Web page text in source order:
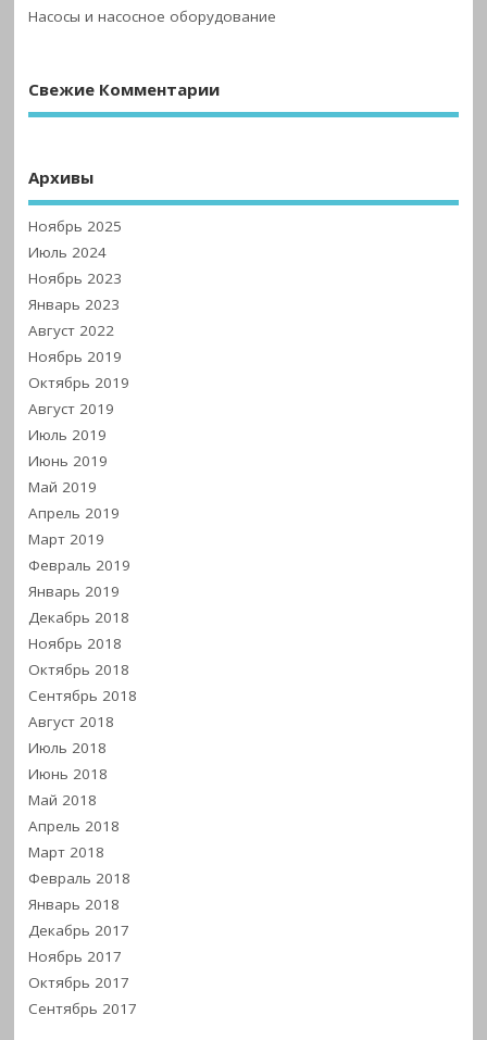
Насосы и насосное оборудование
Свежие Комментарии
Архивы
Ноябрь 2025
Июль 2024
Ноябрь 2023
Январь 2023
Август 2022
Ноябрь 2019
Октябрь 2019
Август 2019
Июль 2019
Июнь 2019
Май 2019
Апрель 2019
Март 2019
Февраль 2019
Январь 2019
Декабрь 2018
Ноябрь 2018
Октябрь 2018
Сентябрь 2018
Август 2018
Июль 2018
Июнь 2018
Май 2018
Апрель 2018
Март 2018
Февраль 2018
Январь 2018
Декабрь 2017
Ноябрь 2017
Октябрь 2017
Сентябрь 2017